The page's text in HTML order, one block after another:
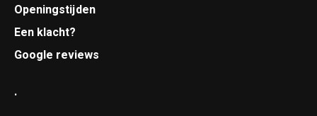
Openingstijden
Een klacht?
Google reviews
.